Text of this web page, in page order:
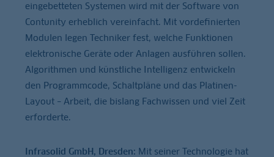
eingebetteten Systemen wird mit der Software von
Contunity erheblich vereinfacht. Mit vordefinierten
Modulen legen Techniker fest, welche Funktionen
elektronische Geräte oder Anlagen ausführen sollen.
Algorithmen und künstliche Intelligenz entwickeln
den Programmcode, Schaltpläne und das Platinen-
Layout – Arbeit, die bislang Fachwissen und viel Zeit
erforderte.
Infrasolid GmbH, Dresden: Mit seiner Technologie hat